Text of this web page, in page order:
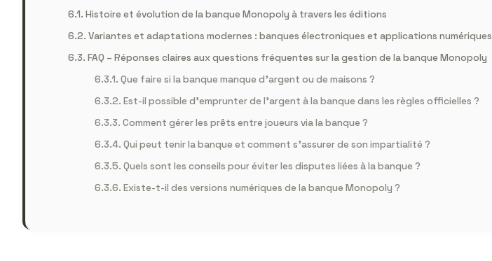
Histoire et évolution de la banque Monopoly à travers les éditions
Variantes et adaptations modernes : banques électroniques et applications numériques
FAQ – Réponses claires aux questions fréquentes sur la gestion de la banque Monopoly
Que faire si la banque manque d’argent ou de maisons ?
Est-il possible d’emprunter de l’argent à la banque dans les règles officielles ?
Comment gérer les prêts entre joueurs via la banque ?
Qui peut tenir la banque et comment s’assurer de son impartialité ?
Quels sont les conseils pour éviter les disputes liées à la banque ?
Existe-t-il des versions numériques de la banque Monopoly ?